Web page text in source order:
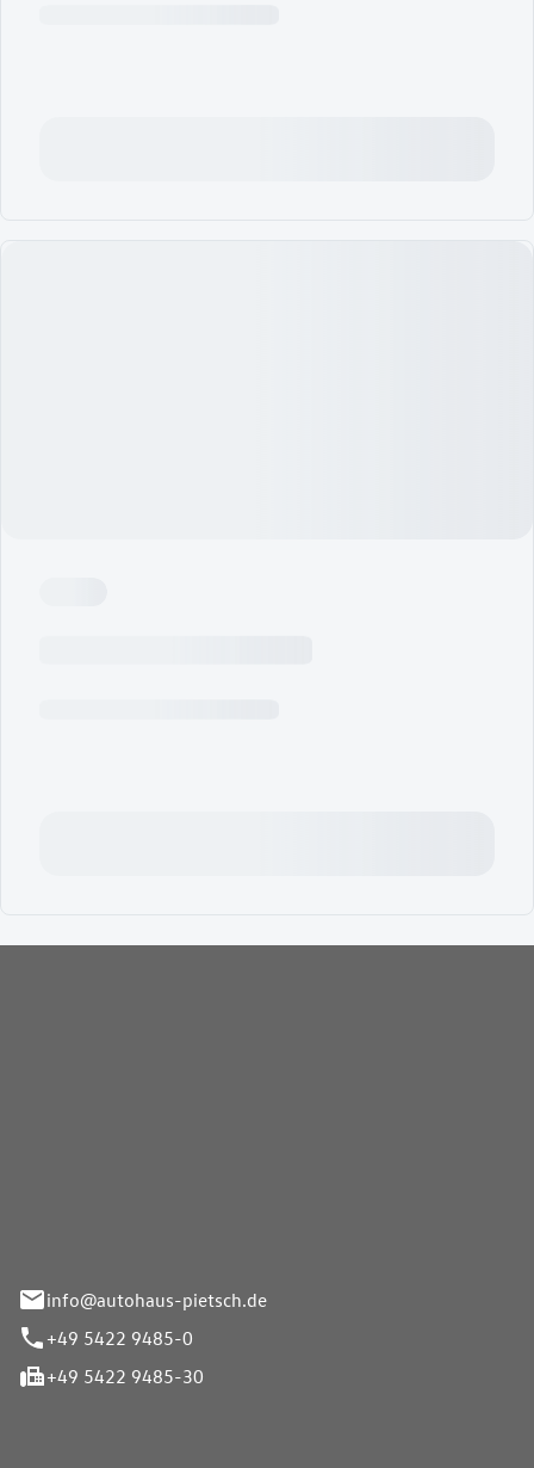
info@autohaus-pietsch.de
+49 5422 9485-0
+49 5422 9485-30